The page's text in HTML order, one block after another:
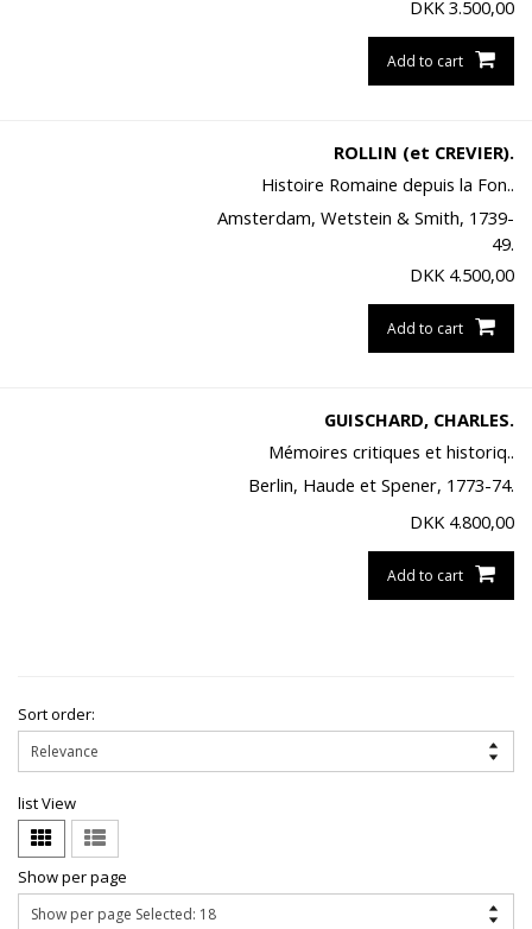
DKK 3.500,00
Add to cart
ROLLIN (et CREVIER).
Histoire Romaine depuis la Fon..
Amsterdam, Wetstein & Smith, 1739-
49.
DKK 4.500,00
Add to cart
GUISCHARD, CHARLES.
Mémoires critiques et historiq..
Berlin, Haude et Spener, 1773-74.
DKK 4.800,00
Add to cart
Sort order:
list View
Show per page